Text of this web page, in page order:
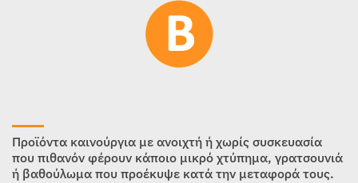
Προϊόντα καινούργια με ανοιχτή ή χωρίς συσκευασία
που πιθανόν φέρουν κάποιο μικρό χτύπημα, γρατσουνιά
ή βαθούλωμα που προέκυψε κατά την μεταφορά τους.